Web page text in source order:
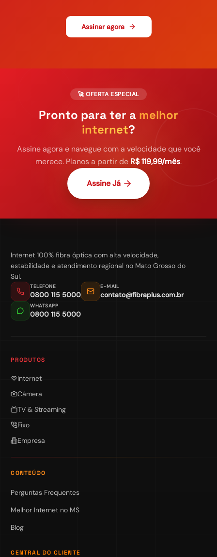
Assinar agora
🚀 OFERTA ESPECIAL
Pronto para ter a melhor
internet?
Assine agora e navegue com a velocidade que você
merece. Planos a partir de R$ 119,99/mês.
Assine Já
Internet 100% fibra óptica com alta velocidade,
estabilidade e atendimento regional no Mato Grosso do
Sul.
TELEFONE
0800 115 5000
E-MAIL
contato@fibraplus.com.br
WHATSAPP
0800 115 5000
PRODUTOS
Internet
Câmera
TV & Streaming
Fixo
Empresa
CONTEÚDO
Perguntas Frequentes
Melhor Internet no MS
Blog
CENTRAL DO CLIENTE